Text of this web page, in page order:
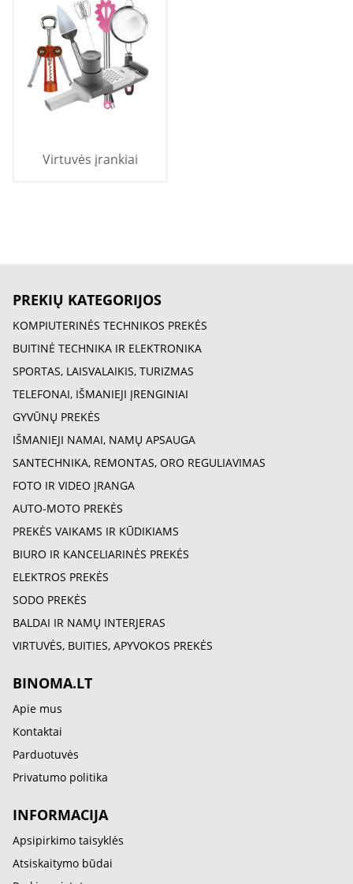
Virtuvės įrankiai
PREKIŲ KATEGORIJOS
KOMPIUTERINĖS TECHNIKOS PREKĖS
BUITINĖ TECHNIKA IR ELEKTRONIKA
SPORTAS, LAISVALAIKIS, TURIZMAS
TELEFONAI, IŠMANIEJI ĮRENGINIAI
GYVŪNŲ PREKĖS
IŠMANIEJI NAMAI, NAMŲ APSAUGA
SANTECHNIKA, REMONTAS, ORO REGULIAVIMAS
FOTO IR VIDEO ĮRANGA
AUTO-MOTO PREKĖS
PREKĖS VAIKAMS IR KŪDIKIAMS
BIURO IR KANCELIARINĖS PREKĖS
ELEKTROS PREKĖS
SODO PREKĖS
BALDAI IR NAMŲ INTERJERAS
VIRTUVĖS, BUITIES, APYVOKOS PREKĖS
BINOMA.LT
Apie mus
Kontaktai
Parduotuvės
Privatumo politika
INFORMACIJA
Apsipirkimo taisyklės
Atsiskaitymo būdai